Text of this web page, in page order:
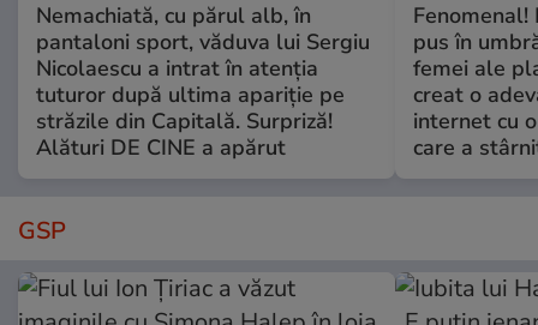
Nemachiată, cu părul alb, în
pantaloni sport, văduva lui Sergiu
Nicolaescu a intrat în atenția
tuturor după ultima apariție pe
străzile din Capitală. Surpriză!
Alături DE CINE a apărut
pus în
femei ale
creat o
internet cu
care a
GSP